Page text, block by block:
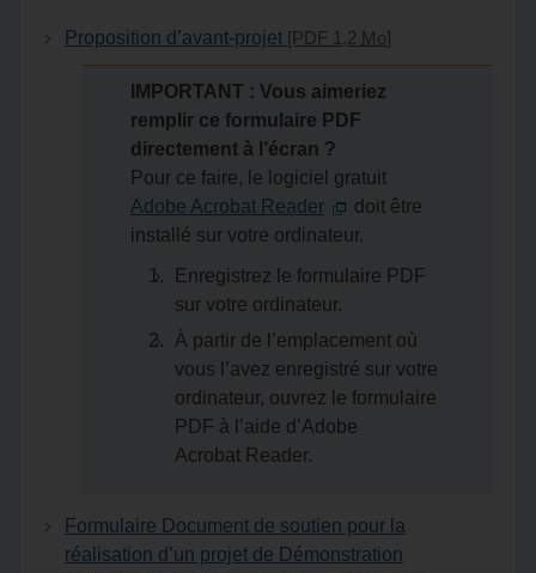
Proposition d’avant-projet [PDF 1,2 Mo]
IMPORTANT : Vous aimeriez
remplir ce formulaire PDF
directement à l’écran ?
Pour ce faire, le logiciel gratuit
Adobe Acrobat Reader
doit être
installé sur votre ordinateur.
Enregistrez le formulaire PDF
sur votre ordinateur.
À partir de l’emplacement où
vous l’avez enregistré sur votre
ordinateur, ouvrez le formulaire
PDF à l’aide d’Adobe
Acrobat Reader.
Formulaire Document de soutien pour la
réalisation d’un projet de Démonstration